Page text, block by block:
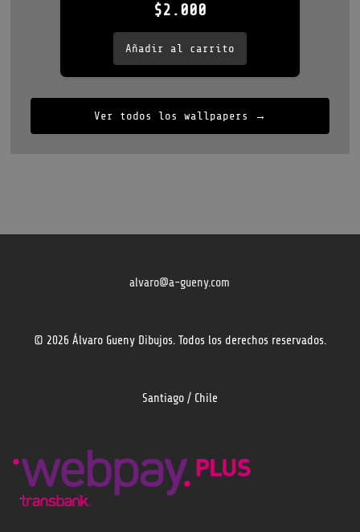
$2.000
Añadir al carrito
Ver todos los wallpapers →
alvaro@a-gueny.com
© 2026 Álvaro Gueny Dibujos. Todos los derechos reservados.
Santiago / Chile